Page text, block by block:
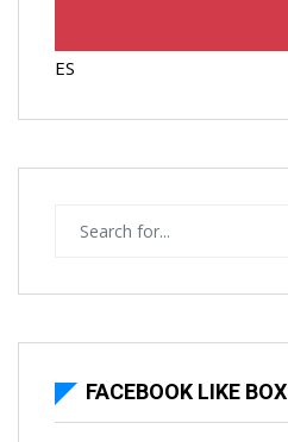
ES
FACEBOOK LIKE BOX